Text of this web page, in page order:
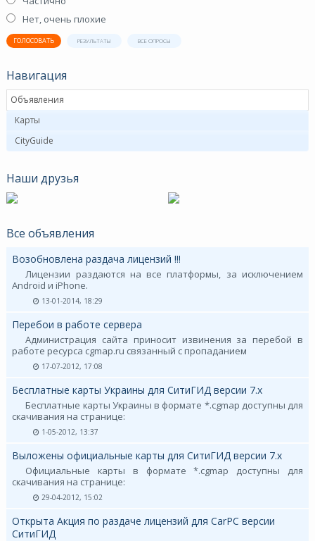
Нет, очень плохие
ГОЛОСОВАТЬ РЕЗУЛЬТАТЫ ВСЕ ОПРОСЫ
Навигация
Объявления
Карты
CityGuide
Наши друзья
Все объявления
Возобновлена раздача лицензий !!!
Лицензии раздаются на все платформы, за исключением
Android и iPhone.
13-01-2014, 18:29
Перебои в работе сервера
Администрация сайта приносит извинения за перебой в
работе ресурса cgmap.ru связанный с пропаданием
17-07-2012, 17:08
Бесплатные карты Украины для СитиГИД версии 7.х
Бесплатные карты Украины в формате *.cgmap доступны для
скачивания на странице:
1-05-2012, 13:37
Выложены официальные карты для СитиГИД версии 7.х
Официальные карты в формате *.cgmap доступны для
скачивания на странице:
29-04-2012, 15:02
Открыта Акция по раздаче лицензий для CarPC версии
СитиГИД